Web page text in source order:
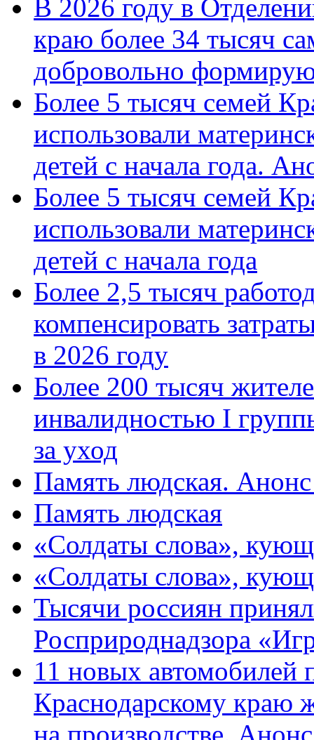
В 2026 году в
краю более 34 тысяч
добровольно
Более 5 тысяч семей
использовали
детей с начала года.
Более 5 тысяч семей
использовали
детей с начала года
Более 2,5 тысяч
компенсировать
в 2026 году
Более 200 тысяч
инвалидностью I
за уход
Память людская.
Память людская
«Солдаты слова»,
«Солдаты слова»,
Тысячи россиян
Росприроднадзора
11 новых автомобилей
Краснодарскому краю
на производстве.